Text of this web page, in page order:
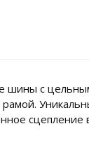
шины с